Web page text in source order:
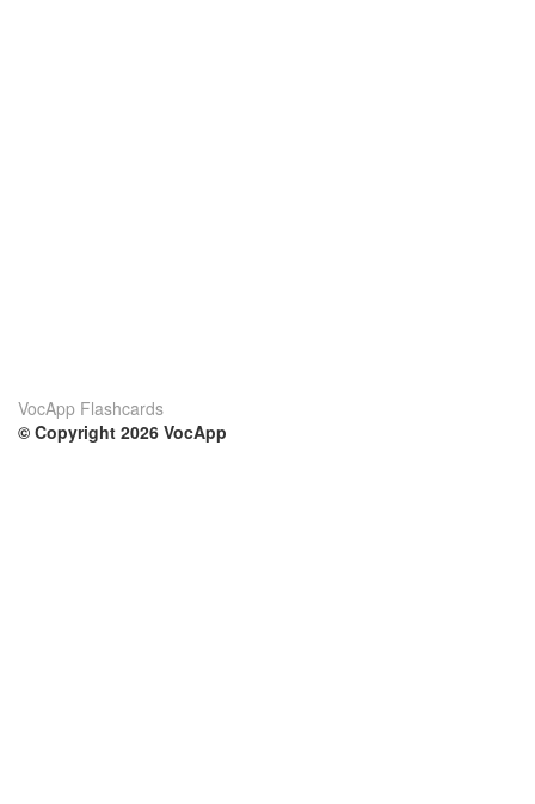
VocApp Flashcards
© Copyright 2026 VocApp